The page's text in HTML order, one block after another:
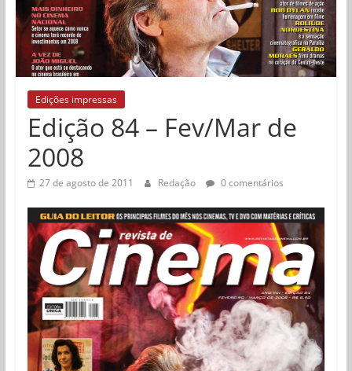
Edições impressas
Edição 84 – Fev/Mar de
2008
27 de agosto de 2011 Redação 0 comentários